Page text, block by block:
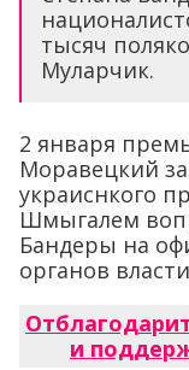
тысяч
Муларчик.
2 января
Моравецкий
украиснкого
Шмыгалем
Бандеры на
органов
и